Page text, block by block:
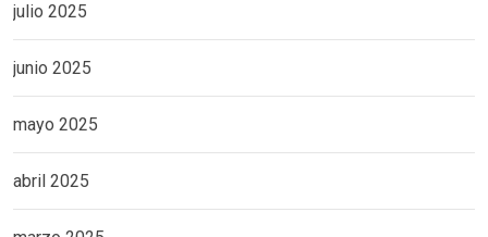
julio 2025
junio 2025
mayo 2025
abril 2025